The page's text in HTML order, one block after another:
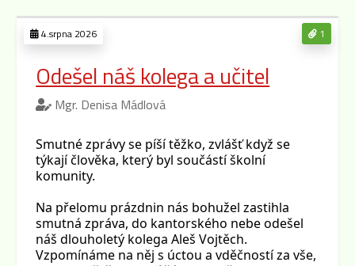
1
4.srpna 2026
Odešel náš kolega a učitel
Mgr. Denisa Mádlová
Smutné zprávy se píší těžko, zvlášť když se
týkají člověka, který byl součástí školní
komunity.
Na přelomu prázdnin nás bohužel zastihla
smutná zpráva, do kantorského nebe odešel
náš dlouholetý kolega Aleš Vojtěch.
Vzpomínáme na něj s úctou a vděčností za vše,